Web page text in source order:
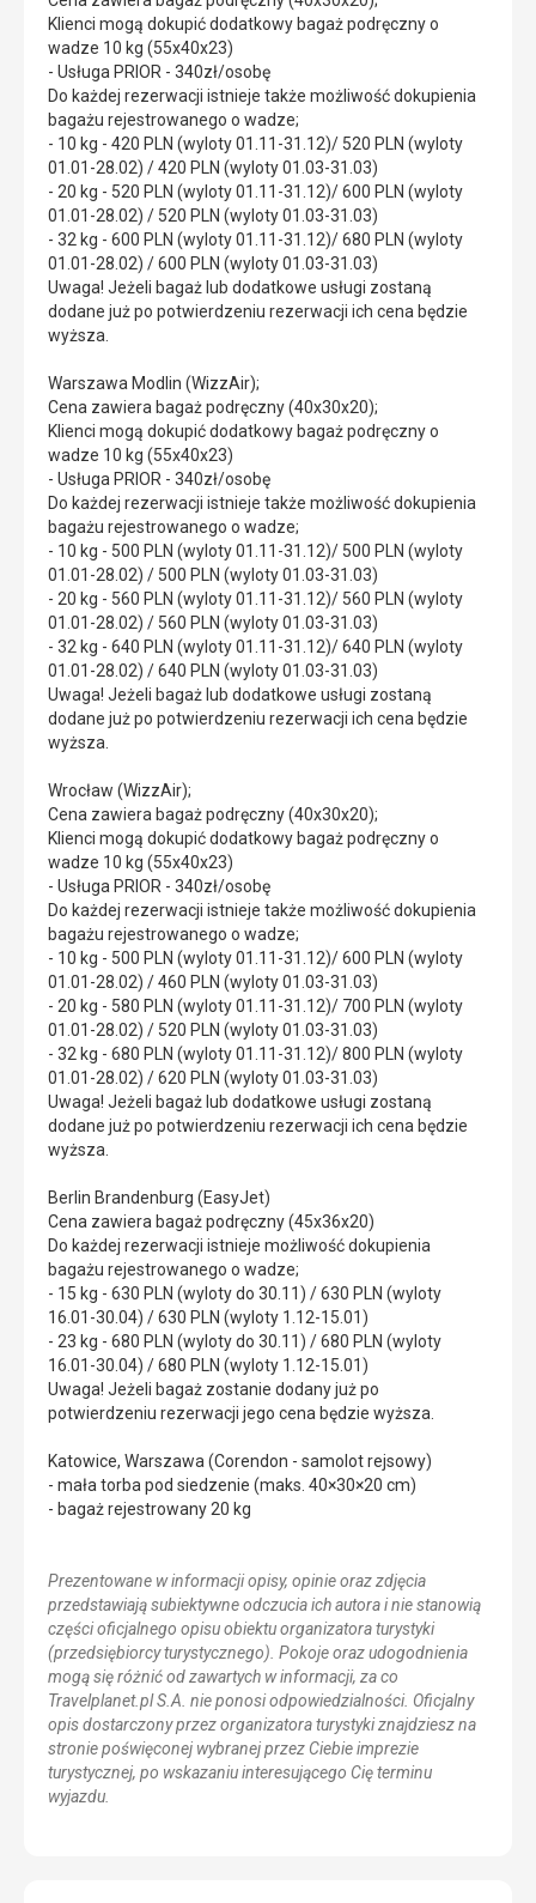
Klienci mogą dokupić dodatkowy bagaż podręczny o
wadze 10 kg (55x40x23)
- Usługa PRIOR - 340zł/osobę
Do każdej rezerwacji istnieje także możliwość dokupienia
bagażu rejestrowanego o wadze;
- 10 kg - 420 PLN (wyloty 01.11-31.12)/ 520 PLN (wyloty
01.01-28.02) / 420 PLN (wyloty 01.03-31.03)
- 20 kg - 520 PLN (wyloty 01.11-31.12)/ 600 PLN (wyloty
01.01-28.02) / 520 PLN (wyloty 01.03-31.03)
- 32 kg - 600 PLN (wyloty 01.11-31.12)/ 680 PLN (wyloty
01.01-28.02) / 600 PLN (wyloty 01.03-31.03)
Uwaga! Jeżeli bagaż lub dodatkowe usługi zostaną
dodane już po potwierdzeniu rezerwacji ich cena będzie
wyższa.
Warszawa Modlin (WizzAir);
Cena zawiera bagaż podręczny (40x30x20);
Klienci mogą dokupić dodatkowy bagaż podręczny o
wadze 10 kg (55x40x23)
- Usługa PRIOR - 340zł/osobę
Do każdej rezerwacji istnieje także możliwość dokupienia
bagażu rejestrowanego o wadze;
- 10 kg - 500 PLN (wyloty 01.11-31.12)/ 500 PLN (wyloty
01.01-28.02) / 500 PLN (wyloty 01.03-31.03)
- 20 kg - 560 PLN (wyloty 01.11-31.12)/ 560 PLN (wyloty
01.01-28.02) / 560 PLN (wyloty 01.03-31.03)
- 32 kg - 640 PLN (wyloty 01.11-31.12)/ 640 PLN (wyloty
01.01-28.02) / 640 PLN (wyloty 01.03-31.03)
Uwaga! Jeżeli bagaż lub dodatkowe usługi zostaną
dodane już po potwierdzeniu rezerwacji ich cena będzie
wyższa.
Wrocław (WizzAir);
Cena zawiera bagaż podręczny (40x30x20);
Klienci mogą dokupić dodatkowy bagaż podręczny o
wadze 10 kg (55x40x23)
- Usługa PRIOR - 340zł/osobę
Do każdej rezerwacji istnieje także możliwość dokupienia
bagażu rejestrowanego o wadze;
- 10 kg - 500 PLN (wyloty 01.11-31.12)/ 600 PLN (wyloty
01.01-28.02) / 460 PLN (wyloty 01.03-31.03)
- 20 kg - 580 PLN (wyloty 01.11-31.12)/ 700 PLN (wyloty
01.01-28.02) / 520 PLN (wyloty 01.03-31.03)
- 32 kg - 680 PLN (wyloty 01.11-31.12)/ 800 PLN (wyloty
01.01-28.02) / 620 PLN (wyloty 01.03-31.03)
Uwaga! Jeżeli bagaż lub dodatkowe usługi zostaną
dodane już po potwierdzeniu rezerwacji ich cena będzie
wyższa.
Berlin Brandenburg (EasyJet)
Cena zawiera bagaż podręczny (45x36x20)
Do każdej rezerwacji istnieje możliwość dokupienia
bagażu rejestrowanego o wadze;
- 15 kg - 630 PLN (wyloty do 30.11) / 630 PLN (wyloty
16.01-30.04) / 630 PLN (wyloty 1.12-15.01)
- 23 kg - 680 PLN (wyloty do 30.11) / 680 PLN (wyloty
16.01-30.04) / 680 PLN (wyloty 1.12-15.01)
Uwaga! Jeżeli bagaż zostanie dodany już po
potwierdzeniu rezerwacji jego cena będzie wyższa.
Katowice, Warszawa (Corendon - samolot rejsowy)
- mała torba pod siedzenie (maks. 40×30×20 cm)
- bagaż rejestrowany 20 kg
Prezentowane w informacji opisy, opinie oraz zdjęcia
przedstawiają subiektywne odczucia ich autora i nie stanowią
części oficjalnego opisu obiektu organizatora turystyki
(przedsiębiorcy turystycznego). Pokoje oraz udogodnienia
mogą się różnić od zawartych w informacji, za co
Travelplanet.pl S.A. nie ponosi odpowiedzialności. Oficjalny
opis dostarczony przez organizatora turystyki znajdziesz na
stronie poświęconej wybranej przez Ciebie imprezie
turystycznej, po wskazaniu interesującego Cię terminu
wyjazdu.